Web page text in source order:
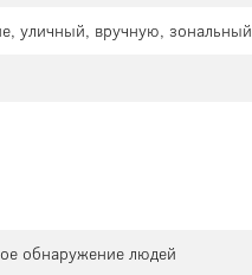
уличный, вручную, зональный
обнаружение людей